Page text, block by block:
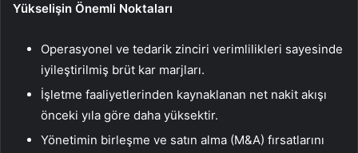
Yükselişin Önemli Noktaları
Operasyonel ve tedarik zinciri verimlilikleri sayesinde
iyileştirilmiş brüt kar marjları.
İşletme faaliyetlerinden kaynaklanan net nakit akışı
önceki yıla göre daha yüksektir.
Yönetimin birleşme ve satın alma (M&A) fırsatlarını